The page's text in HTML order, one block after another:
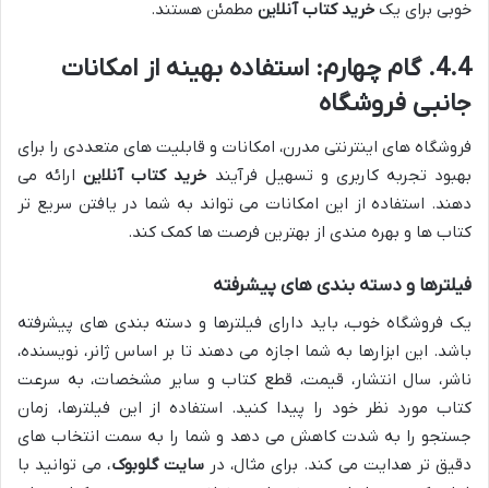
خوبی برای یک خرید کتاب آنلاین مطمئن هستند.
4.4. گام چهارم: استفاده بهینه از امکانات
جانبی فروشگاه
فروشگاه های اینترنتی مدرن، امکانات و قابلیت های متعددی را برای
بهبود تجربه کاربری و تسهیل فرآیند خرید کتاب آنلاینارائه می
دهند. استفاده از این امکانات می تواند به شما در یافتن سریع تر
کتاب ها و بهره مندی از بهترین فرصت ها کمک کند.
فیلترها و دسته بندی های پیشرفته
یک فروشگاه خوب، باید دارای فیلترها و دسته بندی های پیشرفته
باشد. این ابزارها به شما اجازه می دهند تا بر اساس ژانر، نویسنده،
ناشر، سال انتشار، قیمت، قطع کتاب و سایر مشخصات، به سرعت
کتاب مورد نظر خود را پیدا کنید. استفاده از این فیلترها، زمان
جستجو را به شدت کاهش می دهد و شما را به سمت انتخاب های
دقیق تر هدایت می کند. برای مثال، درسایت گلوبوک، می توانید با